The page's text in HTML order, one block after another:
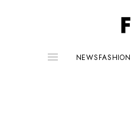
NEWSFASHION